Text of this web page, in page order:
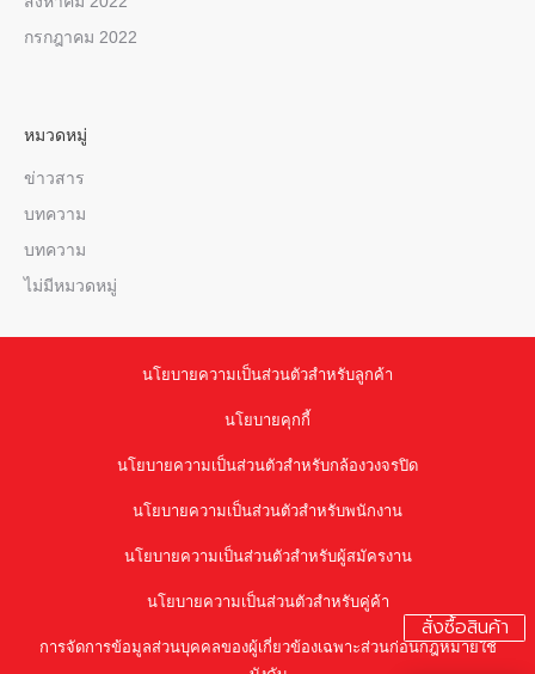
กรกฎาคม 2022
หมวดหมู่
ข่าวสาร
บทความ
บทความ
ไม่มีหมวดหมู่
นโยบายความเป็นส่วนตัวสำหรับลูกค้า
นโยบายคุกกี้
นโยบายความเป็นส่วนตัวสำหรับกล้องวงจรปิด
นโยบายความเป็นส่วนตัวสำหรับพนักงาน
นโยบายความเป็นส่วนตัวสำหรับผู้สมัครงาน
นโยบายความเป็นส่วนตัวสำหรับคู่ค้า
การจัดการข้อมูลส่วนบุคคลของผู้เกี่ยวข้องเฉพาะส่วนก่อนกฎหมายใช้
สั่งซื้อสินค้า